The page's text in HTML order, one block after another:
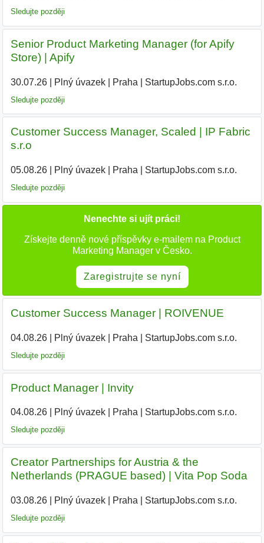
Sledujte později
Senior Product Marketing Manager (for Apify
Store) | Apify
30.07.26| Plný úvazek| Praha StartupJobs.com s.r.o.
Sledujte později
Customer Success Manager, Scaled | IP Fabric
s.r.o
05.08.26| Plný úvazek| Praha StartupJobs.com s.r.o.
Sledujte později
Nenechte si ujít práci!
Získejte denně nové příspěvky e-mailem na Product
Marketing Manager v Česko.
Zaregistrujte se nyní
Customer Success Manager | ROIVENUE
04.08.26| Plný úvazek| Praha StartupJobs.com s.r.o.
Sledujte později
Product Manager | Invity
04.08.26| Plný úvazek| Praha StartupJobs.com s.r.o.
Sledujte později
Creator Partnerships for Austria & the
Netherlands (PRAGUE based) | Vita Pop Soda
03.08.26| Plný úvazek| Praha StartupJobs.com s.r.o.
Sledujte později